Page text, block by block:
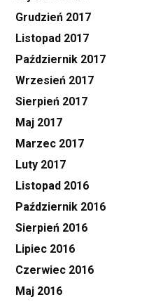
Grudzień 2017
Listopad 2017
Październik 2017
Wrzesień 2017
Sierpień 2017
Maj 2017
Marzec 2017
Luty 2017
Listopad 2016
Październik 2016
Sierpień 2016
Lipiec 2016
Czerwiec 2016
Maj 2016